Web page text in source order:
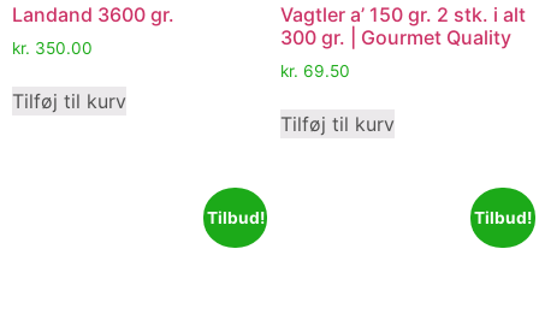
Landand 3600 gr.
kr. 350.00
Tilføj til kurv
Vagtler a’ 150 gr. 2 stk. i alt
300 gr. | Gourmet Quality
kr. 69.50
Tilføj til kurv
Tilbud! Tilbud!